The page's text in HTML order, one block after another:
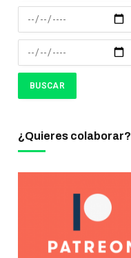
¿Quieres colaborar?